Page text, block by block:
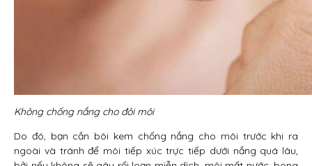
Không chống nắng cho đôi môi
Do đó, bạn cần bôi kem chống nắng cho môi trước khi ra
ngoài và tránh để môi tiếp xúc trực tiếp dưới nắng quá lâu,